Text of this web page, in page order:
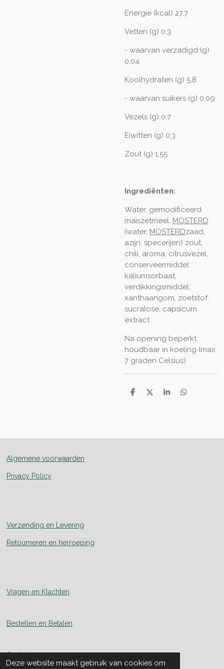
Deze website maakt gebruik van cookies om
Energie (kcal) 27,7
Vetten (g) 0,3
- waarvan verzadigd (g)
0,04
Koolhydraten (g) 5,8
- waarvan suikers (g) 0,09
Vezels (g) 0,7
Eiwitten (g) 0,3
Zout (g) 1,55
Ingrediënten:
Water, gemodificeerd
maiszetmeel, MOSTERD
(water, MOSTERDzaad,
azijn, specerijen) zout,
chili, aroma, citrusvezel,
conserveermiddel:
kaliumsorbaat,
verdikkingsmiddel:
xanthaangom, zoetstof:
sucralose, capsicum
extract
Na opening beperkt
houdbaar in koeling (max.
7 graden Celsius)
D
D
S
D
Algemene voorwaarden
Privacy Policy
Verzending en Levering
Retourneren en herroeping
Vragen en Klachten
Bestellen en Betalen
Contact